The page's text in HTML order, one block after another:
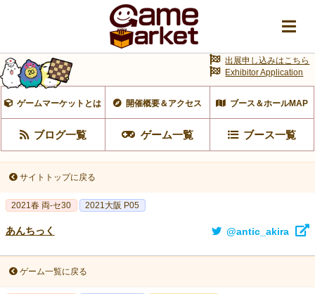
ゲームマーケットとは 開催概要＆アクセス ブース＆ホールMAP
ブログ一覧 ゲーム一覧 ブース一覧
出展申し込みはこちら
Exhibitor Application
サイトトップに戻る
2021春 両-セ30 2021大阪 P05
あんちっく @antic_akira
ゲーム一覧に戻る